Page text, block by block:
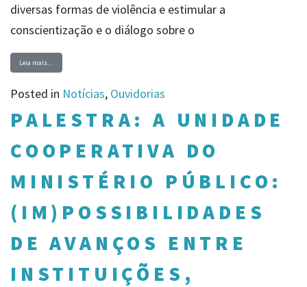
diversas formas de violência e estimular a
conscientização e o diálogo sobre o
Leia mais…
Posted in Notícias, Ouvidorias
PALESTRA: A UNIDADE
COOPERATIVA DO
MINISTÉRIO PÚBLICO:
(IM)POSSIBILIDADES
DE AVANÇOS ENTRE
INSTITUIÇÕES,